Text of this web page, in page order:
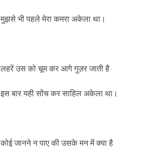
मुझसे भी पहले मेरा कमरा अकेला था।
लहरें उस को चूम कर आगे गुज़र जाती है
इस बार यही सोंच कर साहिल अकेला था।
कोई जानने न पाए की उसके मन में क्या है